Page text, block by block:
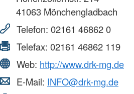
41063 Mönchengladbach
Telefon: 02161 46862 0
Telefax: 02161 46862 119
Web: http://www.drk-mg.de
E-Mail: INFO@drk-mg.de